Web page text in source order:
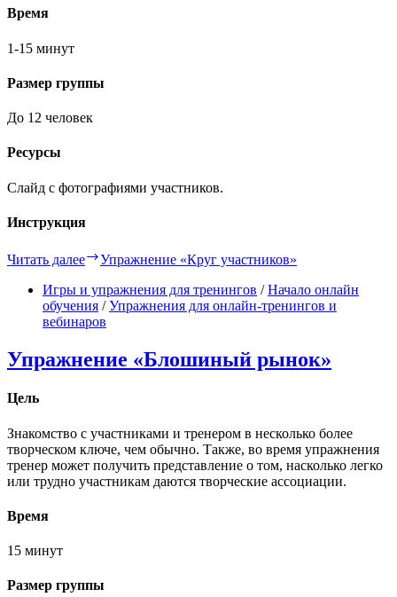
Время
1-15 минут
Размер группы
До 12 человек
Ресурсы
Слайд с фотографиями участников.
Инструкция
Читать далее
Упражнение «Круг участников»
Игры и упражнения для тренингов /Начало онлайн
обучения /Упражнения для онлайн-тренингов и
вебинаров
Упражнение «Блошиный рынок»
Цель
Знакомство с участниками и тренером в несколько более
творческом ключе, чем обычно. Также, во время упражнения
тренер может получить представление о том, насколько легко
или трудно участникам даются творческие ассоциации.
Время
15 минут
Размер группы